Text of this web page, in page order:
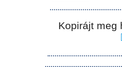
Kopirájt meg